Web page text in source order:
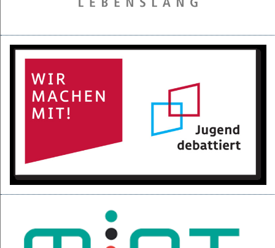
Projektpräsentation der 6d für den BGC
16.05.2025
Kurzfilme über den Izmir-Austausch im Kino
22.04.2025
KI-Fortbildung der Lehrerschaft
Null-Tage-Feier und Ferien!